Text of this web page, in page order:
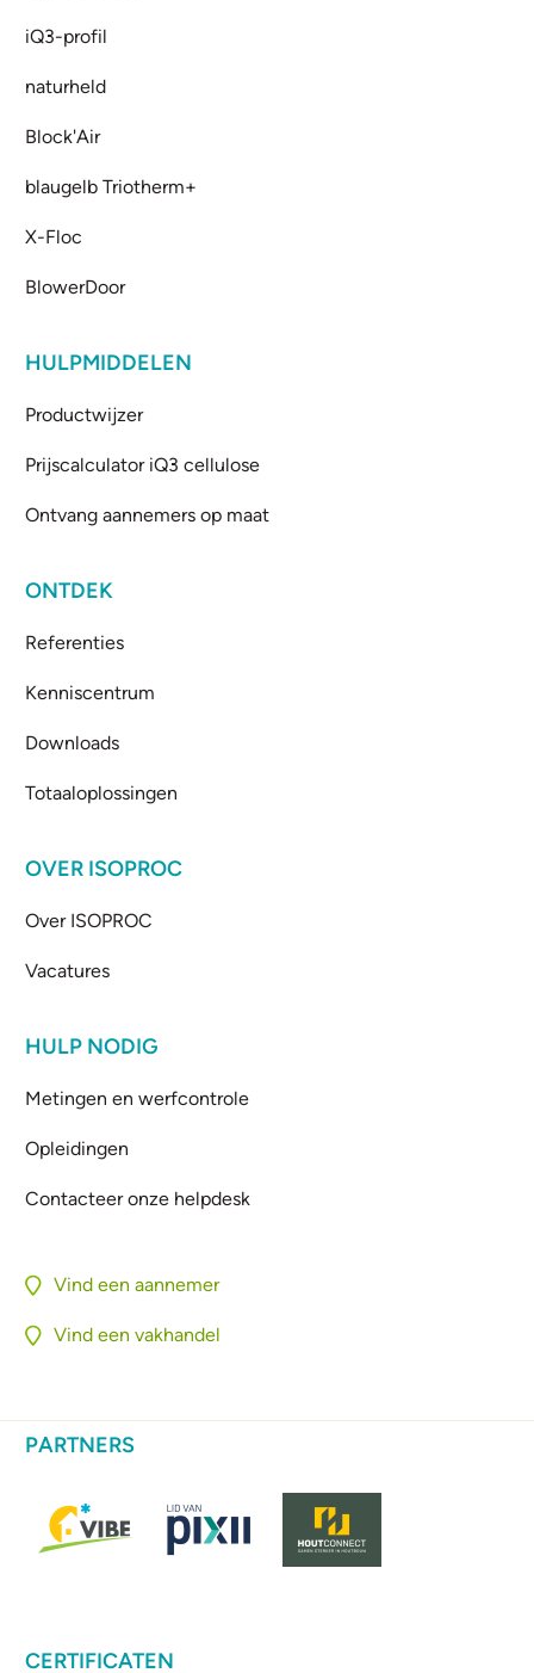
iQ3-profil
naturheld
Block'Air
blaugelb Triotherm+
X-Floc
BlowerDoor
HULPMIDDELEN
Productwijzer
Prijscalculator iQ3 cellulose
Ontvang aannemers op maat
ONTDEK
Referenties
Kenniscentrum
Downloads
Totaaloplossingen
OVER ISOPROC
Over ISOPROC
Vacatures
HULP NODIG
Metingen en werfcontrole
Opleidingen
Contacteer onze helpdesk
Vind een aannemer
Vind een vakhandel
PARTNERS
CERTIFICATEN